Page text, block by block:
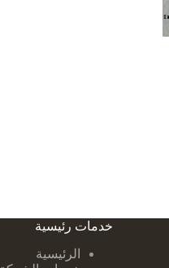
خدمات رئيسية
الرئيسية